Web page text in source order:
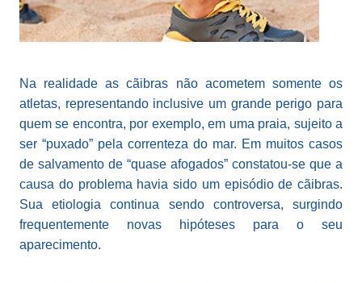
Na realidade as cãibras não acometem somente os
atletas, representando inclusive um grande perigo para
quem se encontra, por exemplo, em uma praia, sujeito a
ser “puxado” pela correnteza do mar. Em muitos casos
de salvamento de “quase afogados” constatou-se que a
causa do problema havia sido um episódio de cãibras.
Sua etiologia continua sendo controversa, surgindo
frequentemente novas hipóteses para o seu
aparecimento.